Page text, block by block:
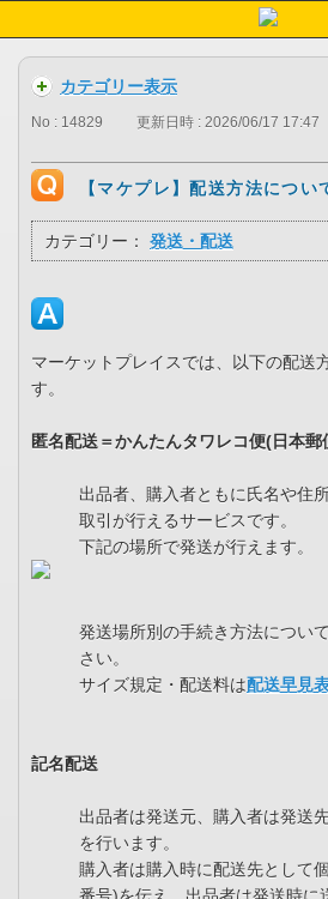
カテゴリー表示
No : 14829 更新日時 : 2026/06/17 17:47
【マケプレ】配送方法につい
カテゴリー： 発送・配送
マーケットプレイスでは、以下の配送
す。
匿名配送＝かんたんタワレコ便(日本郵
出品者、購入者ともに氏名や住
取引が行えるサービスです。
下記の場所で発送が行えます。
発送場所別の手続き方法につい
さい。
サイズ規定・配送料は配送早見
記名配送
出品者は発送元、購入者は発送
を行います。
購入者は購入時に配送先として